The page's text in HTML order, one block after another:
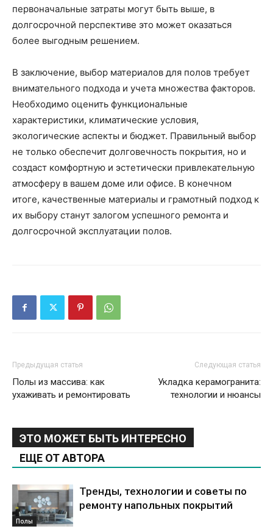
первоначальные затраты могут быть выше, в
долгосрочной перспективе это может оказаться
более выгодным решением.
В заключение, выбор материалов для полов требует
внимательного подхода и учета множества факторов.
Необходимо оценить функциональные
характеристики, климатические условия,
экологические аспекты и бюджет. Правильный выбор
не только обеспечит долговечность покрытия, но и
создаст комфортную и эстетически привлекательную
атмосферу в вашем доме или офисе. В конечном
итоге, качественные материалы и грамотный подход к
их выбору станут залогом успешного ремонта и
долгосрочной эксплуатации полов.
Предыдущая статья
Полы из массива: как
ухаживать и ремонтировать
Следующая статья
Укладка керамогранита:
технологии и нюансы
ЭТО МОЖЕТ БЫТЬ ИНТЕРЕСНО
ЕЩЕ ОТ АВТОРА
Полы
Тренды, технологии и советы по
ремонту напольных покрытий